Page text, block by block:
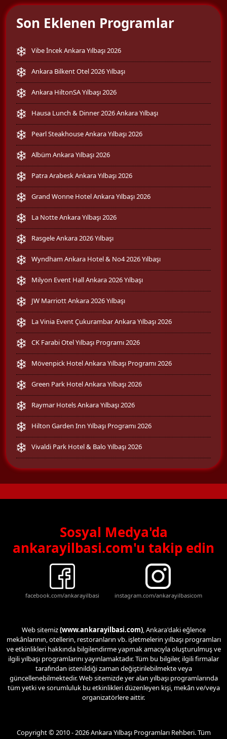
Son Eklenen Programlar
Vibe İncek Ankara Yılbaşı 2026
Ankara Bilkent Otel 2026 Yılbaşı
Ankara HiltonSA Yılbaşı 2026
Hausa Lunch & Dinner 2026 Ankara Yılbaşı
Pearl Steakhouse Ankara Yılbaşı 2026
Albüm Ankara Yılbaşı 2026
Patra Arabesk Ankara Yılbaşı 2026
Grand Wonne Hotel Ankara Yılbaşı 2026
La Notte Ankara Yılbaşı 2026
Rasgele Ankara 2026 Yılbaşı
Wyndham Ankara Hotel & No4 2026 Yılbaşı
Milyon Event Hall Ankara 2026 Yılbaşı
JW Marriott Ankara 2026 Yılbaşı
La Vinia Event Çukurambar Ankara Yılbaşı 2026
CK Farabi Otel Yılbaşı Programı 2026
Mövenpick Hotel Ankara Yılbaşı Programı 2026
Green Park Hotel Ankara Yılbaşı 2026
Raymar Hotels Ankara Yılbaşı 2026
Hilton Garden Inn Yılbaşı Programı 2026
Vivaldi Park Hotel & Balo Yılbaşı 2026
Sosyal Medya'da
ankarayilbasi.com'u takip edin
facebook.com/ankarayilbasi instagram.com/ankarayilbasicom
Web sitemiz(www.ankarayilbasi.com), Ankara'daki eğlence
mekânlarının, otellerin, restoranların vb. işletmelerin yılbaşı programları
ve etkinlikleri hakkında bilgilendirme yapmak amacıyla oluşturulmuş ve
ilgili yılbaşı programlarını yayınlamaktadır. Tüm bu bilgiler, ilgili firmalar
tarafından istenildiği zaman değiştirilebilmekte veya
güncellenebilmektedir. Web sitemizde yer alan yılbaşı programlarında
tüm yetki ve sorumluluk bu etkinlikleri düzenleyen kişi, mekân ve/veya
organizatörlere aittir.
Copyright © 2010 - 2026 Ankara Yılbaşı Programları Rehberi. Tüm